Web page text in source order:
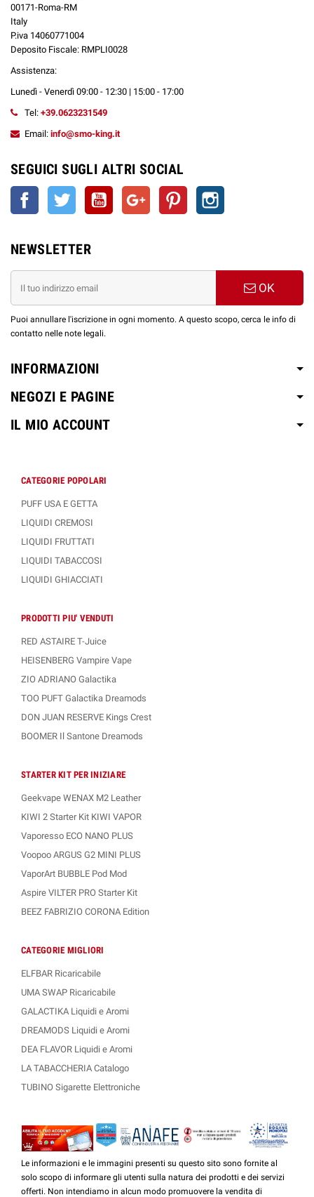
00171-Roma-RM
Italy
P.iva 14060771004
Deposito Fiscale: RMPLI0028
Assistenza:
Lunedì - Venerdì 09:00 - 12:30 | 15:00 - 17:00
Tel: +39.0623231549
Email: info@smo-king.it
SEGUICI SUGLI ALTRI SOCIAL
Facebook Twitter YouTube Google+ Pinterest
NEWSLETTER
OK
Puoi annullare l'iscrizione in ogni momento. A questo scopo, cerca le info di
contatto nelle note legali.
INFORMAZIONI
NEGOZI E PAGINE
IL MIO ACCOUNT
CATEGORIE POPOLARI
PUFF USA E GETTA
LIQUIDI CREMOSI
LIQUIDI FRUTTATI
LIQUIDI TABACCOSI
LIQUIDI GHIACCIATI
PRODOTTI PIU' VENDUTI
RED ASTAIRE T-Juice
HEISENBERG Vampire Vape
ZIO ADRIANO Galactika
TOO PUFT Galactika Dreamods
DON JUAN RESERVE Kings Crest
BOOMER Il Santone Dreamods
STARTER KIT PER INIZIARE
Geekvape WENAX M2 Leather
KIWI 2 Starter Kit KIWI VAPOR
Vaporesso ECO NANO PLUS
Voopoo ARGUS G2 MINI PLUS
VaporArt BUBBLE Pod Mod
Aspire VILTER PRO Starter Kit
BEEZ FABRIZIO CORONA Edition
CATEGORIE MIGLIORI
ELFBAR Ricaricabile
UMA SWAP Ricaricabile
GALACTIKA Liquidi e Aromi
DREAMODS Liquidi e Aromi
DEA FLAVOR Liquidi e Aromi
LA TABACCHERIA Catalogo
TUBINO Sigarette Elettroniche
Le informazioni e le immagini presenti su questo sito sono fornite al
solo scopo di informare gli utenti sulla natura dei prodotti e dei servizi
offerti. Non intendiamo in alcun modo promuovere la vendita di